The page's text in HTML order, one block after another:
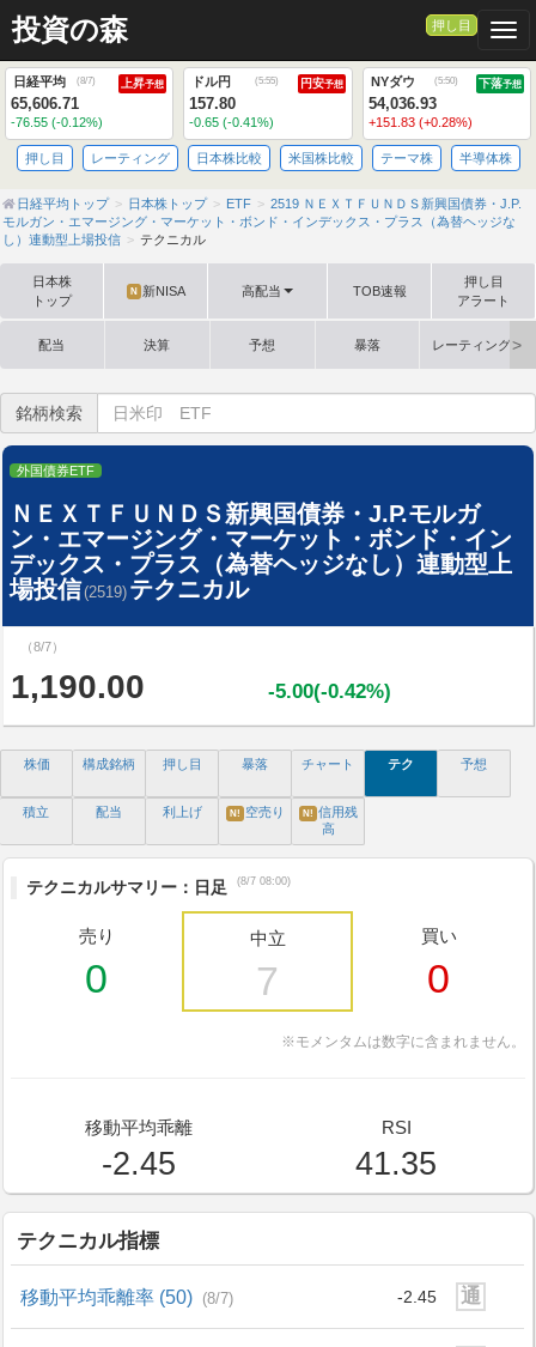
投資の森 押し目
日経平均 (8/7) 上昇予想
65,606.71
-76.55 (-0.12%)
ドル円 (5:55) 円安予想
157.80
-0.65 (-0.41%)
NYダウ (5:50) 下落予想
54,036.93
+151.83 (+0.28%)
押し目 レーティング 日本株比較 米国株比較 テーマ株 半導体株
日経平均トップ 日本株トップ ETF
2519 ＮＥＸＴＦＵＮＤＳ新興国債券・J.P.
モルガン・エマージング・マーケット・ボンド・インデックス・プラス（為替ヘッジな
し）連動型上場投信
テクニカル
日本株
トップ
N 新NISA 高配当 TOB速報
押し目
アラート
配当 決算 予想 暴落 レーティング格
銘柄検索
外国債券ETF
ＮＥＸＴＦＵＮＤＳ新興国債券・J.P.モルガ
ン・エマージング・マーケット・ボンド・イン
デックス・プラス（為替ヘッジなし）連動型上
場投信(2519) テクニカル
（8/7）
1,190.00 -5.00(-0.42%)
株価 構成銘柄 押し目 暴落 チャート テク 予想
積立 配当 利上げ N! 空売り N! 信用残
高
テクニカルサマリー：日足 (8/7 08:00)
売り
0
中立
7
買い
0
※モメンタムは数字に含まれません。
移動平均乖離
-2.45
RSI
41.35
テクニカル指標
移動平均乖離率 (50) (8/7) -2.45 通